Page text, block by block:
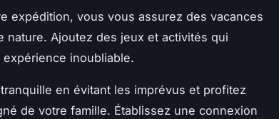
expédition, vous vous assurez des vacances
nature. Ajoutez des jeux et activités qui
inoubliable.
en évitant les imprévus et profitez
de votre famille. Établissez une connexion